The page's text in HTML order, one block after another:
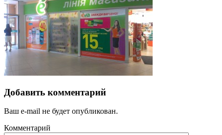
Добавить комментарий
Ваш e-mail не будет опубликован.
Комментарий